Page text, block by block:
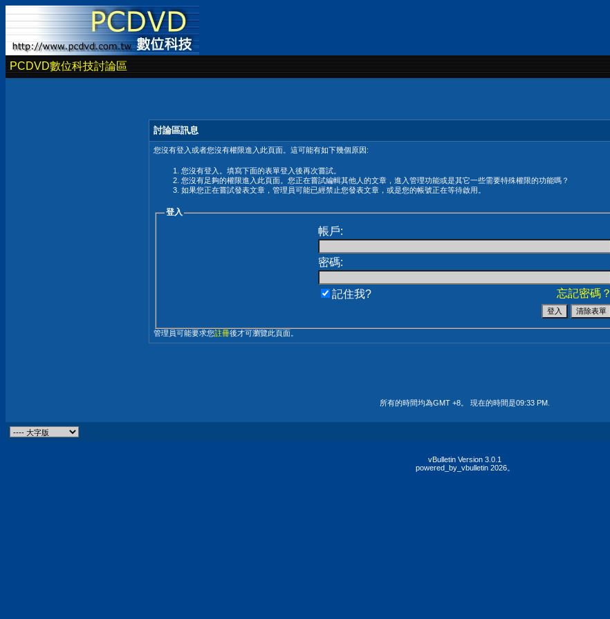
PCDVD數位科技討論區
討論區訊息
您沒有登入或者您沒有權限進入此頁面。這可能有如下幾個原因:
您沒有登入。填寫下面的表單登入後再次嘗試。
您沒有足夠的權限進入此頁面。您正在嘗試編輯其他人的文章，進入管理功能或是其它一些需要特殊權限的功能嗎？
如果您正在嘗試發表文章，管理員可能已經禁止您發表文章，或是您的帳號正在等待啟用。
登入
帳戶:
密碼:
忘記密碼？
記住我?
管理員可能要求您註冊後才可瀏覽此頁面。
所有的時間均為GMT +8。 現在的時間是09:33 PM
vBulletin Version 3.0.1
powered_by_vbulletin 2026。